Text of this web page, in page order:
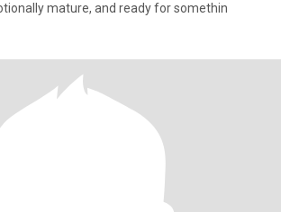
mature, and ready for somethin